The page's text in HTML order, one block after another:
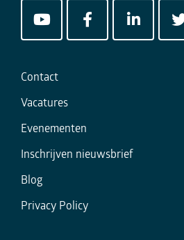
Contact
Vacatures
Evenementen
Inschrijven nieuwsbrief
Blog
Privacy Policy